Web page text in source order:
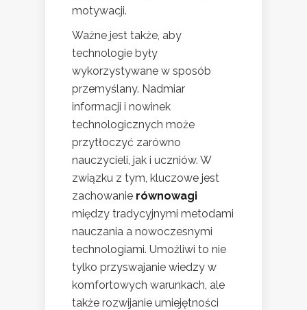
motywacji.
Ważne jest także, aby
technologie były
wykorzystywane w sposób
przemyślany. Nadmiar
informacji i nowinek
technologicznych może
przytłoczyć zarówno
nauczycieli, jak i uczniów. W
związku z tym, kluczowe jest
zachowanie równowagi
między tradycyjnymi metodami
nauczania a nowoczesnymi
technologiami. Umożliwi to nie
tylko przyswajanie wiedzy w
komfortowych warunkach, ale
także rozwijanie umiejętności